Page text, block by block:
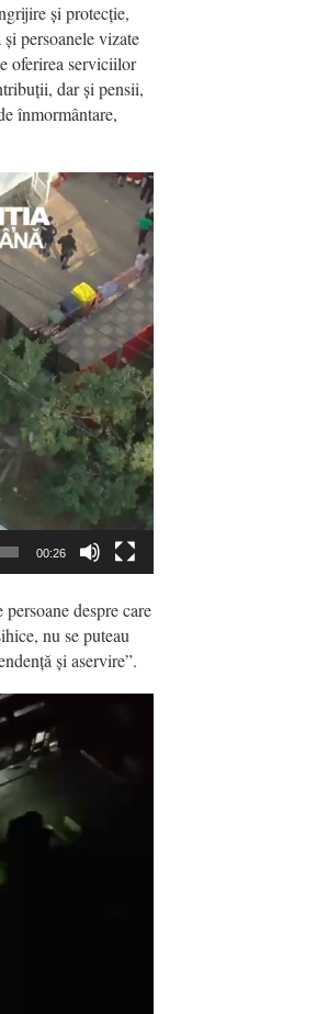
și protecție,
persoanele vizate
oferirea serviciilor
dar și pensii,
înmormântare,
00:26
despre care
nu se puteau
și aservire”.